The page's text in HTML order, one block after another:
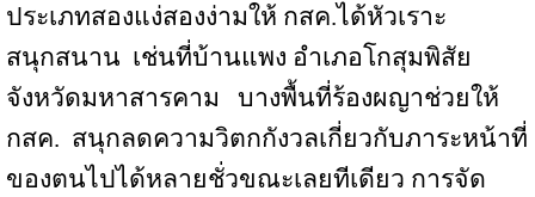
ประเภทสองแง่สองง่ามให้ กสค.ได้หัวเราะ
สนุกสนาน เช่นที่บ้านแพง อำเภอโกสุมพิสัย
จังหวัดมหาสารคาม
บางพื้นที่ร้องผญาช่วยให้
กสค. สนุกลดความวิตกกังวลเกี่ยวกับภาระหน้าที่
ของตนไปได้หลายชั่วขณะเลยทีเดียว การจัด